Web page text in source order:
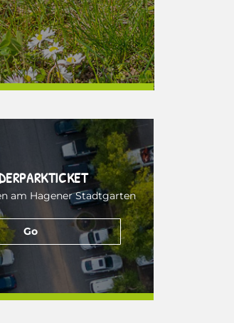
am Hagener Stadtgarten
Go